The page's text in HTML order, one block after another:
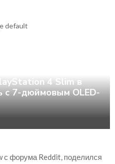
4 Slim в
с 7-дюймовым OLED-
с форума Reddit, поделился